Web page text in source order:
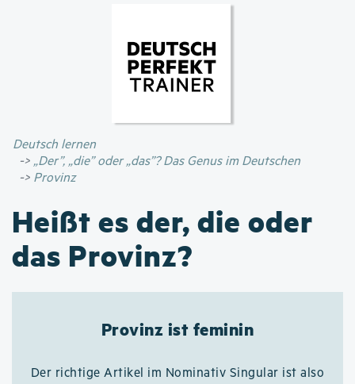
Inhalt
Deutsch lernen
„Der”, „die” oder „das”? Das Genus im Deutschen
Provinz
Heißt es der, die oder
das Provinz?
Provinz ist feminin
Der richtige Artikel im Nominativ Singular ist also